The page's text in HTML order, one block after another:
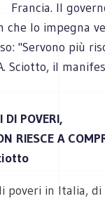
Francia. Il
che lo impegna
"Servono più
Sciotto, il
DI POVERI,
RIESCE A
poveri in Italia, di